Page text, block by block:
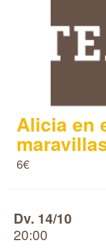
Alicia en
6€
Dv. 14/10
20:00